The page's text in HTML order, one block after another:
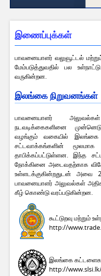
இணைப்புக்கள்
பாவனையாளர் வலுவூட்டல்
மேம்படுத்துவதில் பல
வருகின்றன.
இலங்கை நிறுவனங்கள்
பாவனையாளர்
நடவடிக்கைகளினை
வழங்கும் வகையில் இலங்கை
சட்டவாக்கங்களின்
தாபிக்கப்பட்டுள்ளன. இந்த
நோக்கினை அடைவதற்காக
உள்ளடக்குகின்றதுடன்
பாவனையாளர் அலுவல்கள்
கீழ் கொண்டு வரப்படுகின்றன.
கூட்டுறவு மற்றும்
http://
இலங்கை
http://